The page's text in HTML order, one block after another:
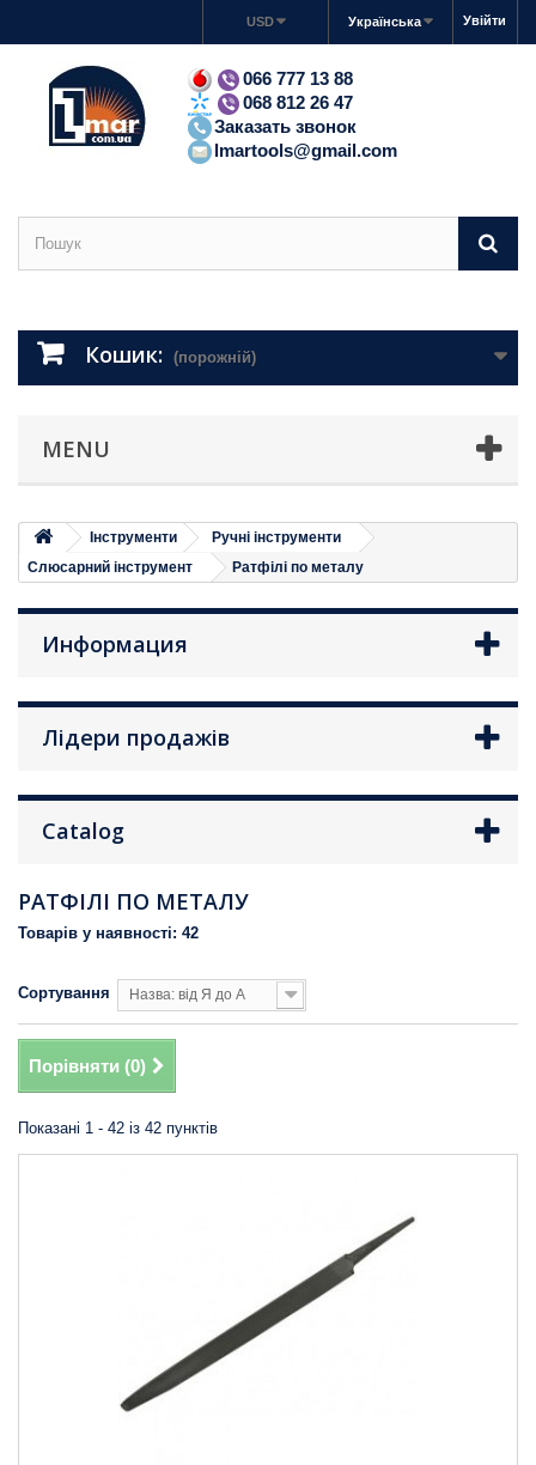
Увійти
Українська
USD
066 777 13 88
068 812 26 47
Заказать звонок
lmartools@gmail.com
Кошик: (порожній)
MENU
Iнструменти
Ручні інструменти
Слюсарний інструмент
Ратфілі по металу
Информация
Лідери продажів
Catalog
РАТФІЛІ ПО МЕТАЛУ
Товарів у наявності: 42
Сортування Назва: від Я до А
Порівняти (0)
Показані 1 - 42 із 42 пунктів